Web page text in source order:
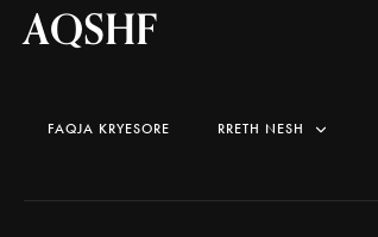
AQSHF
FAQJA KRYESORE RRETH NESH